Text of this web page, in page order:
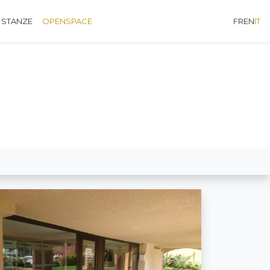
STANZE OPENSPACE FRENIT